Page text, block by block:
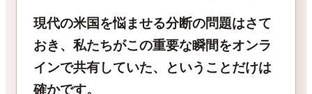
現代の米国を悩ませる分断の問題はさて
おき、私たちがこの重要な瞬間をオンラ
インで共有していた、ということだけは
確かです。